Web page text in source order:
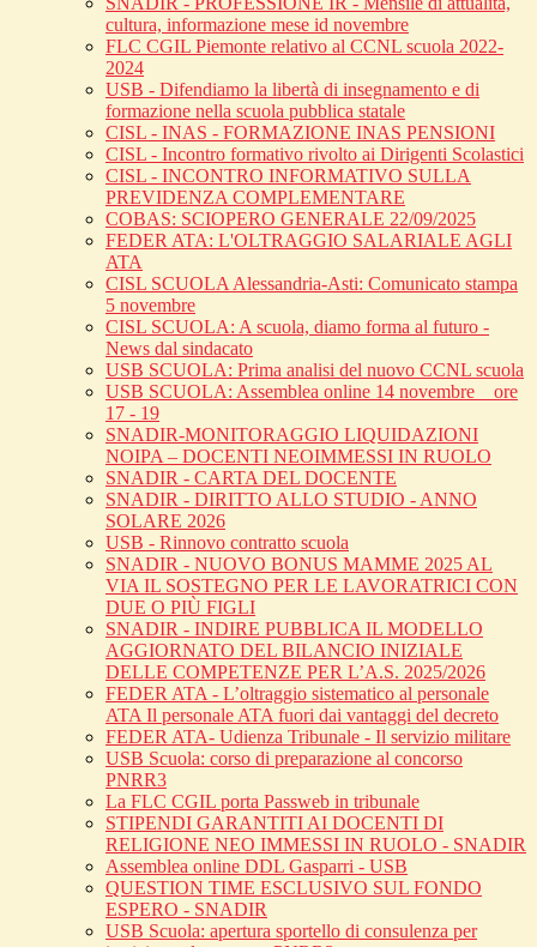
cultura, informazione mese id novembre
FLC CGIL Piemonte relativo al CCNL scuola 2022-
2024
USB - Difendiamo la libertà di insegnamento e di
formazione nella scuola pubblica statale
CISL - INAS - FORMAZIONE INAS PENSIONI
CISL - Incontro formativo rivolto ai Dirigenti Scolastici
CISL - INCONTRO INFORMATIVO SULLA
PREVIDENZA COMPLEMENTARE
COBAS: SCIOPERO GENERALE 22/09/2025
FEDER ATA: L'OLTRAGGIO SALARIALE AGLI
ATA
CISL SCUOLA Alessandria-Asti: Comunicato stampa
5 novembre
CISL SCUOLA: A scuola, diamo forma al futuro -
News dal sindacato
USB SCUOLA: Prima analisi del nuovo CCNL scuola
USB SCUOLA: Assemblea online 14 novembre _ ore
17 - 19
SNADIR-MONITORAGGIO LIQUIDAZIONI
NOIPA – DOCENTI NEOIMMESSI IN RUOLO
SNADIR - CARTA DEL DOCENTE
SNADIR - DIRITTO ALLO STUDIO - ANNO
SOLARE 2026
USB - Rinnovo contratto scuola
SNADIR - NUOVO BONUS MAMME 2025 AL
VIA IL SOSTEGNO PER LE LAVORATRICI CON
DUE O PIÙ FIGLI
SNADIR - INDIRE PUBBLICA IL MODELLO
AGGIORNATO DEL BILANCIO INIZIALE
DELLE COMPETENZE PER L’A.S. 2025/2026
FEDER ATA - L’oltraggio sistematico al personale
ATA Il personale ATA fuori dai vantaggi del decreto
FEDER ATA- Udienza Tribunale - Il servizio militare
USB Scuola: corso di preparazione al concorso
PNRR3
La FLC CGIL porta Passweb in tribunale
STIPENDI GARANTITI AI DOCENTI DI
RELIGIONE NEO IMMESSI IN RUOLO - SNADIR
Assemblea online DDL Gasparri - USB
QUESTION TIME ESCLUSIVO SUL FONDO
ESPERO - SNADIR
USB Scuola: apertura sportello di consulenza per